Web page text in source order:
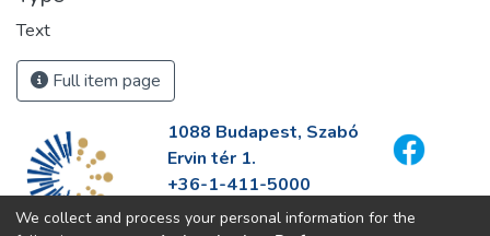
Text
Full item page
1088 Budapest, Szabó
Ervin tér 1.
+36-1-411-5000
info@fszek.hu
We collect and process your personal information for the